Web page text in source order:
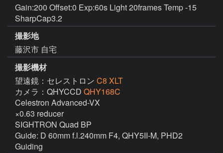
Gain:200 Offset:0 Exp:60s Light 20frames Temp -15
SharpCap3.2
撮影地
藤沢市 自宅
撮影機材
望遠鏡：セレストロン C8 XLT
カメラ：QHYCCD QHY168C
Celestron Advanced-VX
×0.63 reducer
SIGHTRON Quad BP
Guide: D 60mm f.l.240mm F4, QHY5II-M, PHD2
Guiding